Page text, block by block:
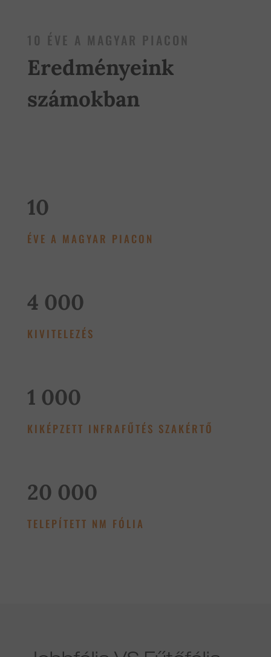
10 ÉVE A MAGYAR PIACON
Eredményeink
számokban
10
ÉVE A MAGYAR PIACON
4 000
KIVITELEZÉS
1 000
KIKÉPZETT INFRAFŰTÉS SZAKÉRTŐ
20 000
TELEPÍTETT NM FÓLIA